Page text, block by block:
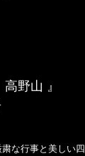
野山 』
な行事と美しい四